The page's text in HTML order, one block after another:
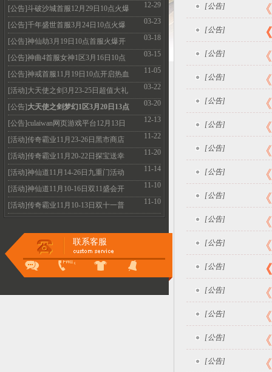
开启 热血永恒
[公告]斗破沙城首服12月29日10点火爆
开启传奇新体
12-29
[公告]千年盛世首服3月24日10点火爆
开启
03-23
[公告]神仙劫3月19日10点首服火爆开
启 V3免费领取
03-18
[公告]神曲4首服女神1区3月16日10点
火爆开启 召唤
03-15
[公告]神戒首服11月19日10点开启热血
经典散人必玩
11-05
[活动]大天使之剑3月23-25日超值大礼
珍惜道具限
03-22
[公告] 大天使之剑梦幻1区3月20日13点
火爆开启
03-20
[公告]culaiwan网页游戏平台12月13日
机房维护升级
12-13
[活动]传奇霸业11月23-26日黑市商店
全民疯抢不容
11-22
[活动]传奇霸业11月20-22日探宝送幸
运 霸业抽不停
11-20
[活动]神仙道11月14-26日九重门活动
惊喜好礼的等
11-14
[活动]神仙道11月10-16日双11盛会开
启 多重惊喜等
11-10
[活动]传奇霸业11月10-13日双十一普
11-10
联系客服
[公告]
[公告]
[公告]
[公告]
[公告]
[公告]
[公告]
[公告]
[公告]
[公告]
[公告]
[公告]
[公告]
[公告]
[公告]
[公告]